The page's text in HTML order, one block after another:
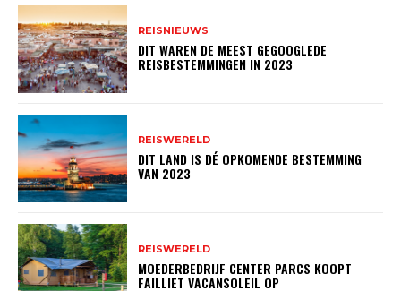
REISNIEUWS
DIT WAREN DE MEEST GEGOOGLEDE
REISBESTEMMINGEN IN 2023
REISWERELD
DIT LAND IS DÉ OPKOMENDE BESTEMMING
VAN 2023
REISWERELD
MOEDERBEDRIJF CENTER PARCS KOOPT
FAILLIET VACANSOLEIL OP